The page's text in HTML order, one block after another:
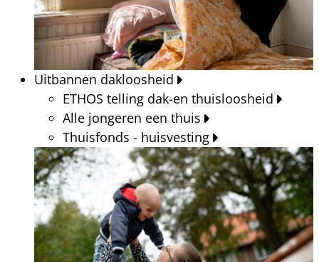
Uitbannen dakloosheid
ETHOS telling dak-en thuisloosheid
Alle jongeren een thuis
Thuisfonds - huisvesting